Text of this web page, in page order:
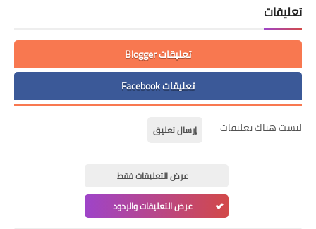
تعليقات
تعليقات Blogger
تعليقات Facebook
ليست هناك تعليقات إرسال تعليق
عرض التعليقات فقط
عرض التعليقات والردود